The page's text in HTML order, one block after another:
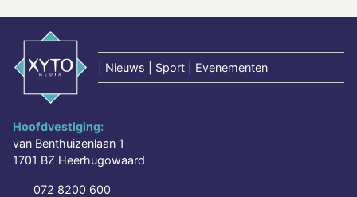
Nieuws | Sport | Evenementen
Hoofdvestiging:
van Benthuizenlaan 1
1701 BZ Heerhugowaard
072 8200 600